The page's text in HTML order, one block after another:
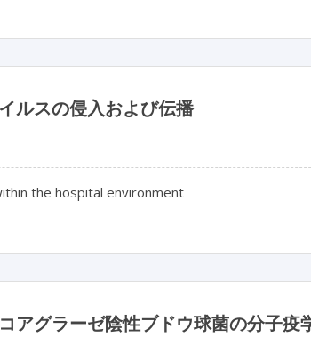
ルスの侵入および伝播
the hospital environment
アグラーゼ陰性ブドウ球菌の分子疫